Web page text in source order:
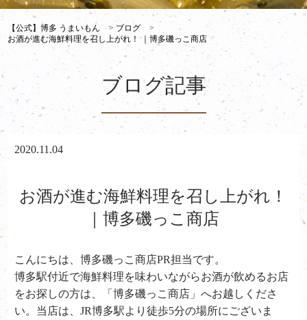
【公式】博多 うまいもん > ブログ
>
お酒が進む海鮮料理を召し上がれ！ ｜博多磯っこ商店
ブログ記事
2020.11.04
お酒が進む海鮮料理を召し上がれ！
｜博多磯っこ商店
こんにちは、博多磯っこ商店PR担当です。
博多駅付近で海鮮料理を味わいながらお酒が飲めるお店
をお探しの方は、「博多磯っこ商店」へお越しくださ
い。当店は、JR博多駅より徒歩5分の場所にございま